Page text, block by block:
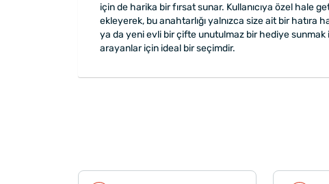
için de harika bir fırsat sunar. Kullanıcıya özel hale
ekleyerek, bu anahtarlığı yalnızca size ait bir hatıra
ya da yeni evli bir çifte unutulmaz bir hediye sunmak
arayanlar için ideal bir seçimdir.